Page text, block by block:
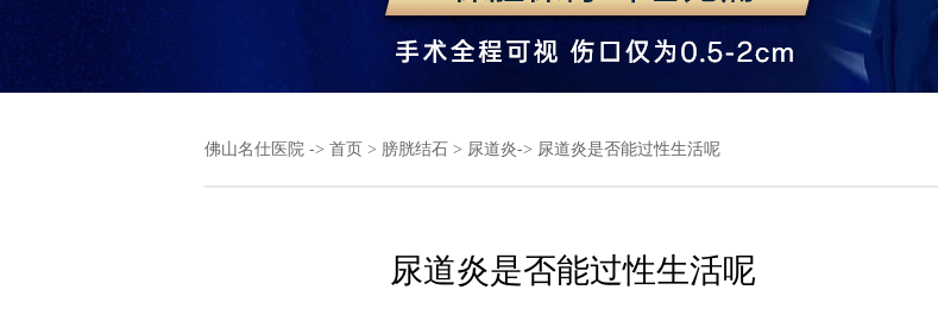
佛山名仕医院 -> 首页 > 膀胱结石 > 尿道炎-> 尿道炎是否能过性生活呢
尿道炎是否能过性生活呢